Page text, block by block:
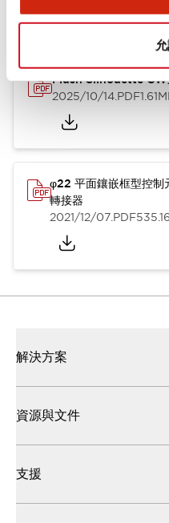
型錄和宣傳手冊 認證與標準
Flush Silhouette CW
2025/10/14.PDF
φ22 平面鑲嵌框型控
轉接器
2021/12/07.PDF
解決方案
資源與文件
支援